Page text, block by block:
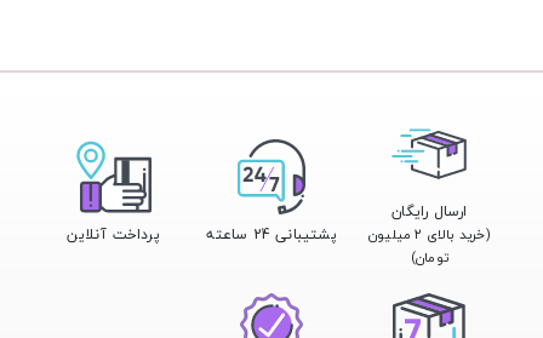
ارسال رایگان
(خرید بالای ۲ میلیون
تومان)
پشتیبانی 24 ساعته پرداخت آنلاین